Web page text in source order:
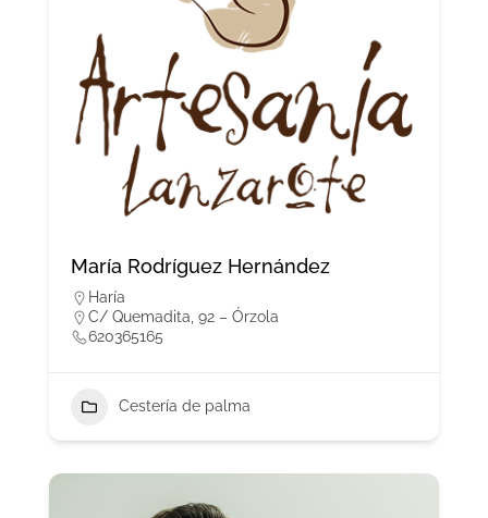
María Rodríguez Hernández
Haría
C/ Quemadita, 92 – Órzola
620365165
Cestería de palma